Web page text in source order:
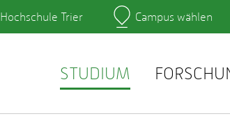
Lernplattformen
Webmail
Hochschule Trier Campus wählen
STUDIUM